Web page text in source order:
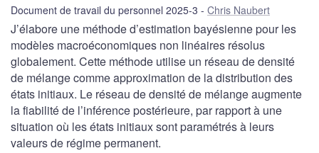
Document de travail du personnel 2025-3 Chris Naubert
J’élabore une méthode d’estimation bayésienne pour les
modèles macroéconomiques non linéaires résolus
globalement. Cette méthode utilise un réseau de densité
de mélange comme approximation de la distribution des
états initiaux. Le réseau de densité de mélange augmente
la fiabilité de l’inférence postérieure, par rapport à une
situation où les états initiaux sont paramétrés à leurs
valeurs de régime permanent.